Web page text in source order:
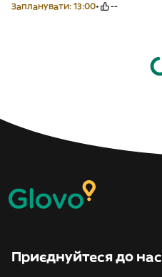
Запланувати: 13:00 --
Приєднуйтеся до нас